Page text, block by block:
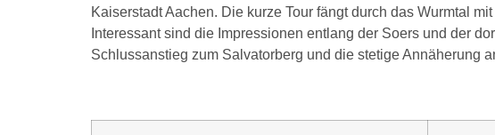
Kaiserstadt Aachen. Die kurze Tour fängt durch das Wurmtal mit
Interessant sind die Impressionen entlang der Soers und der
Schlussanstieg zum Salvatorberg und die stetige Annäherung